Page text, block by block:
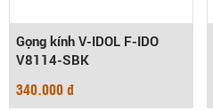
Gọng kính V-IDOL F-IDO
V8114-SBK
340.000 đ